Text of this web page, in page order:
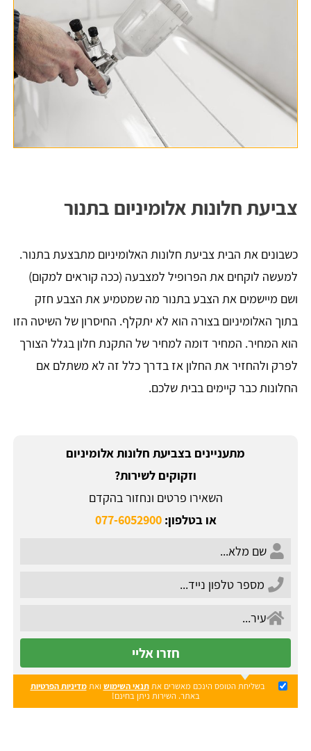
צביעת חלונות אלומיניום בתנור
כשבונים את הבית צביעת חלונות האלומיניום מתבצעת בתנור.
למעשה לוקחים את הפרופיל למצבעה (ככה קוראים למקום)
ושם מיישמים את הצבע בתנור מה שמטמיע את הצבע חזק
בתוך האלומיניום בצורה הוא לא יתקלף. החיסרון של השיטה הזו
הוא המחיר. המחיר דומה למחיר של התקנת חלון בגלל הצורך
לפרק ולהחזיר את החלון אז בדרך כלל זה לא משתלם אם
החלונות כבר קיימים בבית שלכם.
מתעניינים בצביעת חלונות אלומיניום
וזקוקים לשירות?
השאירו פרטים ונחזור בהקדם
או בטלפון:077-6052900
חזרו אליי
בשליחת הטופס הינכם מאשרים אתתנאי השימוש ואתמדיניות הפרטיות
באתר. השירות ניתן בחינם!